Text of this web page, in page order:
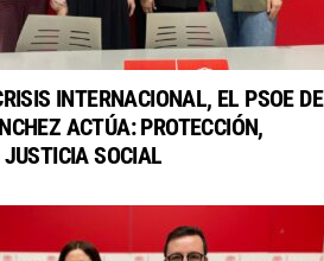
INTERNACIONAL, EL PSOE DE
ACTÚA: PROTECCIÓN,
SOCIAL